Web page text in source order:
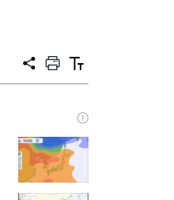
공
프
트
텍
트